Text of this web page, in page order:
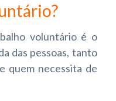
voluntário é o
das pessoas, tanto
quem necessita de